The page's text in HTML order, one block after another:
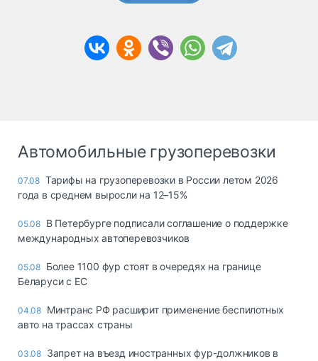
Автомобильные грузоперевозки
07.08 Тарифы на грузоперевозки в России летом 2026
года в среднем выросли на 12–15%
05.08 В Петербурге подписали соглашение о поддержке
международных автоперевозчиков
05.08 Более 1100 фур стоят в очередях на границе
Беларуси с ЕС
04.08 Минтранс РФ расширит применение беспилотных
авто на трассах страны
03.08 Запрет на въезд иностранных фур-должников в